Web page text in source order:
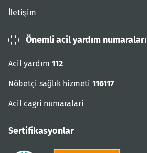
İletişim
Önemli acil yardım numaraları
Acil yardım 112
Nöbetçi sağlık hizmeti 116117
Acil cagri numaralari
Sertifikasyonlar